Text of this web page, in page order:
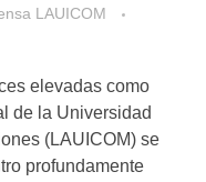
LAUICOM
elevadas como
de la Universidad
(LAUICOM) se
profundamente